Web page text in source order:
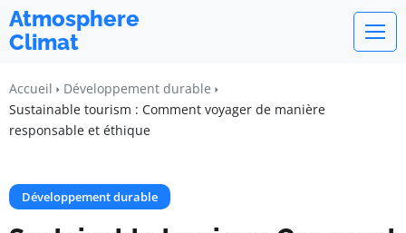
Atmosphere
Climat
Accueil
Développement durable
Sustainable tourism : Comment voyager de manière
responsable et éthique
Développement durable